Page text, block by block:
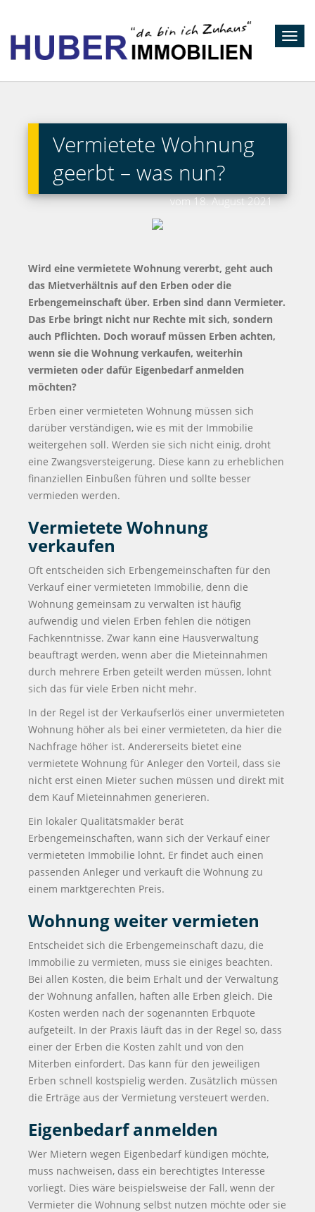
Vermietete Wohnung
geerbt – was nun?
vom 18. August 2021
Wird eine vermietete Wohnung vererbt, geht auch
das Mietverhältnis auf den Erben oder die
Erbengemeinschaft über. Erben sind dann Vermieter.
Das Erbe bringt nicht nur Rechte mit sich, sondern
auch Pflichten. Doch worauf müssen Erben achten,
wenn sie die Wohnung verkaufen, weiterhin
vermieten oder dafür Eigenbedarf anmelden
möchten?
Erben einer vermieteten Wohnung müssen sich
darüber verständigen, wie es mit der Immobilie
weitergehen soll. Werden sie sich nicht einig, droht
eine Zwangsversteigerung. Diese kann zu erheblichen
finanziellen Einbußen führen und sollte besser
vermieden werden.
Vermietete Wohnung
verkaufen
Oft entscheiden sich Erbengemeinschaften für den
Verkauf einer vermieteten Immobilie, denn die
Wohnung gemeinsam zu verwalten ist häufig
aufwendig und vielen Erben fehlen die nötigen
Fachkenntnisse. Zwar kann eine Hausverwaltung
beauftragt werden, wenn aber die Mieteinnahmen
durch mehrere Erben geteilt werden müssen, lohnt
sich das für viele Erben nicht mehr.
In der Regel ist der Verkaufserlös einer unvermieteten
Wohnung höher als bei einer vermieteten, da hier die
Nachfrage höher ist. Andererseits bietet eine
vermietete Wohnung für Anleger den Vorteil, dass sie
nicht erst einen Mieter suchen müssen und direkt mit
dem Kauf Mieteinnahmen generieren.
Ein lokaler Qualitätsmakler berät
Erbengemeinschaften, wann sich der Verkauf einer
vermieteten Immobilie lohnt. Er findet auch einen
passenden Anleger und verkauft die Wohnung zu
einem marktgerechten Preis.
Wohnung weiter vermieten
Entscheidet sich die Erbengemeinschaft dazu, die
Immobilie zu vermieten, muss sie einiges beachten.
Bei allen Kosten, die beim Erhalt und der Verwaltung
der Wohnung anfallen, haften alle Erben gleich. Die
Kosten werden nach der sogenannten Erbquote
aufgeteilt. In der Praxis läuft das in der Regel so, dass
einer der Erben die Kosten zahlt und von den
Miterben einfordert. Das kann für den jeweiligen
Erben schnell kostspielig werden. Zusätzlich müssen
die Erträge aus der Vermietung versteuert werden.
Eigenbedarf anmelden
Wer Mietern wegen Eigenbedarf kündigen möchte,
muss nachweisen, dass ein berechtigtes Interesse
vorliegt. Dies wäre beispielsweise der Fall, wenn der
Vermieter die Wohnung selbst nutzen möchte oder sie